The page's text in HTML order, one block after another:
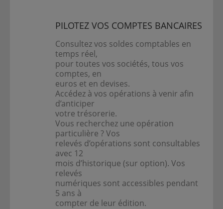
PILOTEZ VOS COMPTES BANCAIRES
Consultez vos soldes comptables en
temps réel,
pour toutes vos sociétés, tous vos
comptes, en
euros et en devises.
Accédez à vos opérations à venir afin
d’anticiper
votre trésorerie.
Vous recherchez une opération
particulière ? Vos
relevés d’opérations sont consultables
avec 12
mois d’historique (sur option). Vos
relevés
numériques sont accessibles pendant
5 ans à
compter de leur édition.